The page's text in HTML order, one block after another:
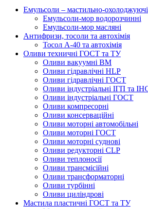
Емульсоли – мастильно-
Емульсоли-мор водорозчинні
Емульсоли-мор масляні
Антифризи, тосоли та автохімія
Тосол А-40 та автохімія
Оливи техничні ГОСТ та ТУ
Оливи вакуумні ВМ
Оливи гідравлічні HLP
Оливи гідравлічні ГОСТ
Оливи індустріальні ІГП та
Оливи індустріальні ГОСТ
Оливи компресорні
Оливи консерваційні
Оливи моторні автомобільні
Оливи моторні ГОСТ
Оливи моторні суднові
Оливи редукторні CLP
Оливи теплоносії
Оливи трансмісійні
Оливи трансформаторні
Оливи турбінні
Оливи циліндрові
Мастила пластичні ГОСТ та ТУ